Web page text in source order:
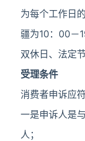
为每个工作日
疆为10：00－
双休日、法定
受理条件
消费者申诉应
一是申诉人是
人；